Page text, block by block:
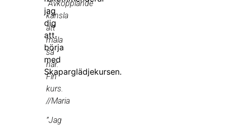
jag
dig
att
börja
med
Skaparglädjekursen.
”Avkopplande
känsla
att
måla
så
här.
Fin
kurs.
//Maria
”Jag